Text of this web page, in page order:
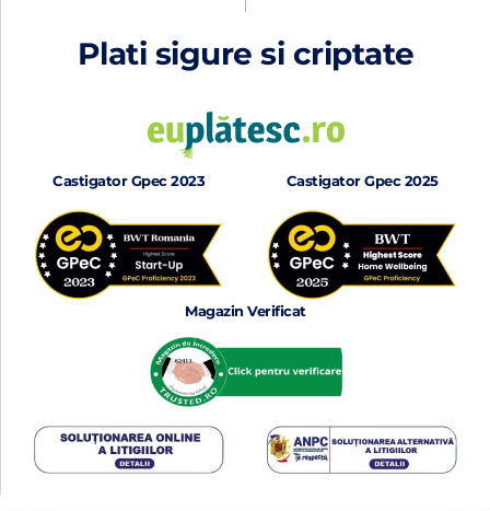
Plati sigure si criptate
Castigator Gpec 2023 Castigator Gpec 2025
Magazin Verificat